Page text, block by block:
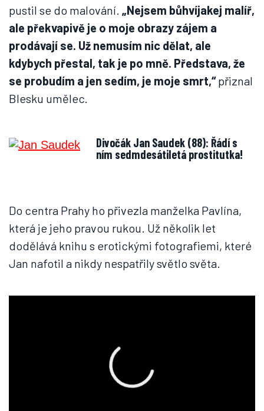
pustil se do malování. „Nejsem bůhvíjakej malíř,
ale překvapivě je o moje obrazy zájem a
prodávají se. Už nemusím nic dělat, ale
kdybych přestal, tak je po mně. Představa, že
se probudím a jen sedím, je moje smrt,“přiznal
Blesku umělec.
Divočák Jan Saudek (88): Řádí s
ním sedmdesátiletá prostitutka!
Do centra Prahy ho přivezla manželka Pavlína,
která je jeho pravou rukou. Už několik let
dodělává knihu s erotickými fotografiemi, které
Jan nafotil a nikdy nespatřily světlo světa.